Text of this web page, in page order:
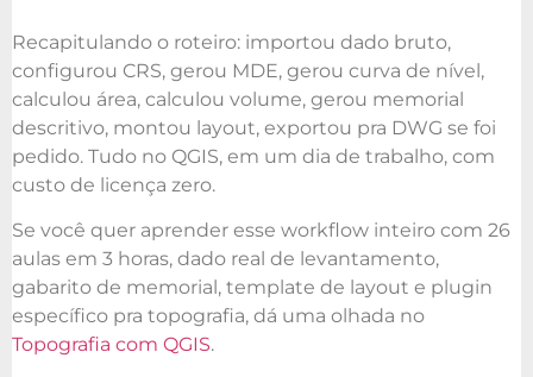
Recapitulando o roteiro: importou dado bruto,
configurou CRS, gerou MDE, gerou curva de nível,
calculou área, calculou volume, gerou memorial
descritivo, montou layout, exportou pra DWG se foi
pedido. Tudo no QGIS, em um dia de trabalho, com
custo de licença zero.
Se você quer aprender esse workflow inteiro com 26
aulas em 3 horas, dado real de levantamento,
gabarito de memorial, template de layout e plugin
específico pra topografia, dá uma olhada no
Topografia com QGIS.